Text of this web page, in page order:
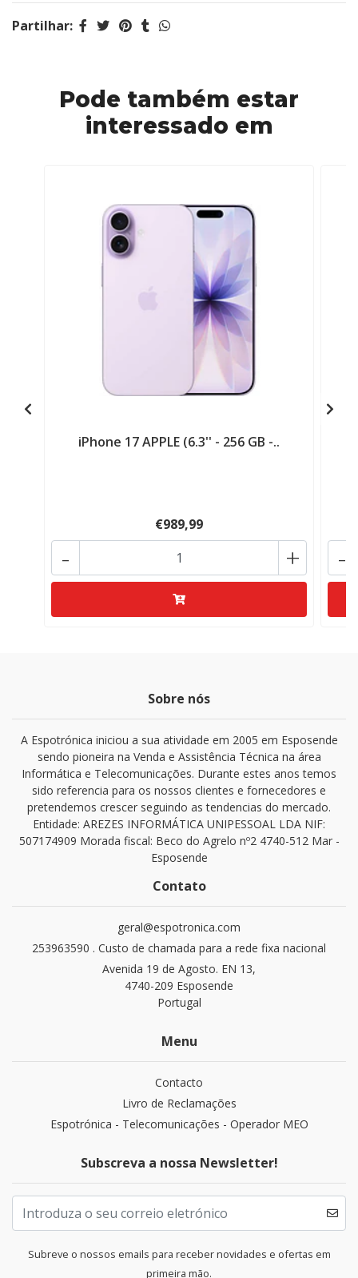
Partilhar:
Pode também estar
interessado em
iPhone 17 APPLE (6.3'' - 256 GB -..
€989,99
+
- -
Sobre nós
A Espotrónica iniciou a sua atividade em 2005 em Esposende
sendo pioneira na Venda e Assistência Técnica na área
Informática e Telecomunicações. Durante estes anos temos
sido referencia para os nossos clientes e fornecedores e
pretendemos crescer seguindo as tendencias do mercado.
Entidade: AREZES INFORMÁTICA UNIPESSOAL LDA NIF:
507174909 Morada fiscal: Beco do Agrelo nº2 4740-512 Mar -
Esposende
Contato
geral@espotronica.com
253963590 . Custo de chamada para a rede fixa nacional
Avenida 19 de Agosto. EN 13,
4740-209 Esposende
Portugal
Menu
Contacto
Livro de Reclamações
Espotrónica - Telecomunicações - Operador MEO
Subscreva a nossa Newsletter!
Subreve o nossos emails para receber novidades e ofertas em
primeira mão.